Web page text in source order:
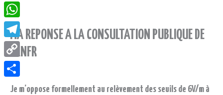
MA REPONSE A LA CONSULTATION PUBLIQUE DE
L’ANFR
Je m’oppose formellement au relèvement des seuils de 6V/m à
X
WhatsApp
Telegram
Copy
Partager